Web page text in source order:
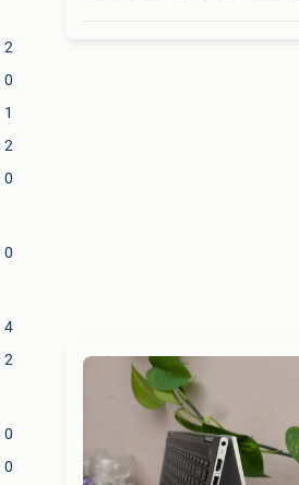
2
0
1
2
0
0
4
2
0
0